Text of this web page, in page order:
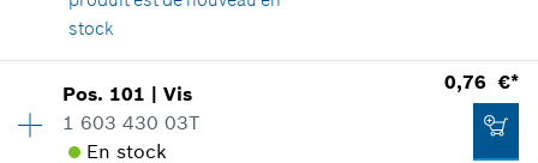
0,76 €*
*Tous les prix sont TTC hors frais de port
stock
Groupe de prix
Informations pièces détachées
Pos. 101 |Vis
1 603 430 03T
En stock
0,76 €*